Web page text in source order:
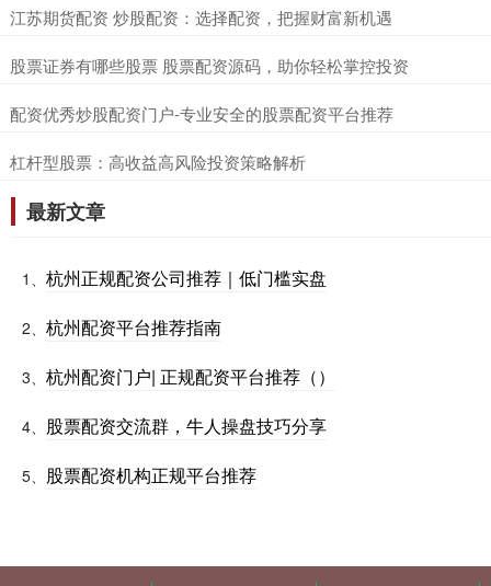
​江苏期货配资 炒股配资：选择配资，把握财富新机遇
​股票证券有哪些股票 股票配资源码，助你轻松掌控投资
​配资优秀炒股配资门户-专业安全的股票配资平台推荐
​杠杆型股票：高收益高风险投资策略解析
最新文章
1、 杭州正规配资公司推荐｜低门槛实盘
2、 杭州配资平台推荐指南
3、 杭州配资门户| 正规配资平台推荐（）
4、 股票配资交流群，牛人操盘技巧分享
5、 股票配资机构正规平台推荐